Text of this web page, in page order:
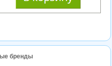
бренды